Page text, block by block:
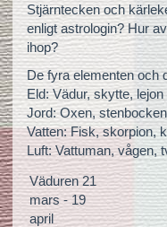
Stjärntecken och
enligt astrologin? Hur
ihop?
De fyra elementen och
Eld: Vädur, skytte, lejon
Jord: Oxen,
Vatten: Fisk, skorpion,
Luft: Vattuman, vågen,
Väduren 21
mars - 19
april